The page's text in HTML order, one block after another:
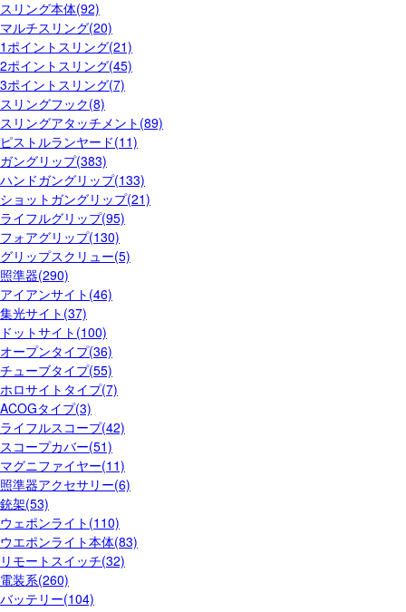
スリング本体(92)
マルチスリング(20)
1ポイントスリング(21)
2ポイントスリング(45)
3ポイントスリング(7)
スリングフック(8)
スリングアタッチメント(89)
ピストルランヤード(11)
ガングリップ(383)
ハンドガングリップ(133)
ショットガングリップ(21)
ライフルグリップ(95)
フォアグリップ(130)
グリップスクリュー(5)
照準器(290)
アイアンサイト(46)
集光サイト(37)
ドットサイト(100)
オープンタイプ(36)
チューブタイプ(55)
ホロサイトタイプ(7)
ACOGタイプ(3)
ライフルスコープ(42)
スコープカバー(51)
マグニファイヤー(11)
照準器アクセサリー(6)
銃架(53)
ウェポンライト(110)
ウエポンライト本体(83)
リモートスイッチ(32)
電装系(260)
バッテリー(104)